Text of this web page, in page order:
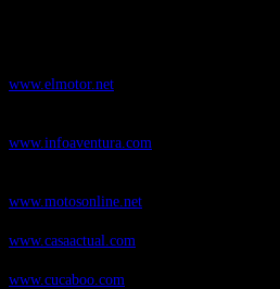
www.elmotor.net
www.infoaventura.com
www.motosonline.net
www.casaactual.com
www.cucaboo.com